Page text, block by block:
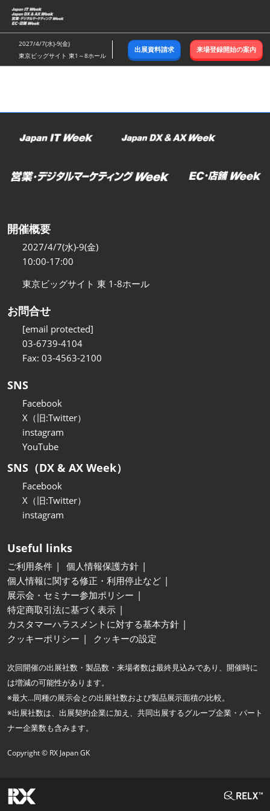
ス
キ
ッ
し
む
2027/4/7(水)-9(金)
東京ビッグサイト 東1～8ホール
出展資料請求 来場登録開始の案内
開催概要
2027/4/7(水)-9(金)
10:00-17:00
東京ビッグサイト 東 1-8ホール
お問合せ
[email protected]
03-6739-4104
Fax: 03-4563-2100
SNS
Facebook
X（旧:Twitter）
instagram
YouTube
SNS（DX & AX Week）
Facebook
X（旧:Twitter）
instagram
Useful links
ご利用条件
個人情報保護方針
個人情報に関する修正・利用停止など
展示会・セミナー参加ポリシー
特定商取引法に基づく表示
カスタマーハラスメントに対する基本方針
クッキーポリシー
クッキーの設定
次回開催の出展社数・製品数・来場者数は最終見込みであり、開催時に
は増減の可能性があります。
※最大…同種の展示会との出展社数および製品展示面積の比較。
※出展社数は、出展契約企業に加え、共同出展するグループ企業・パート
ナー企業数も含みます。
Copyright © RX Japan GK